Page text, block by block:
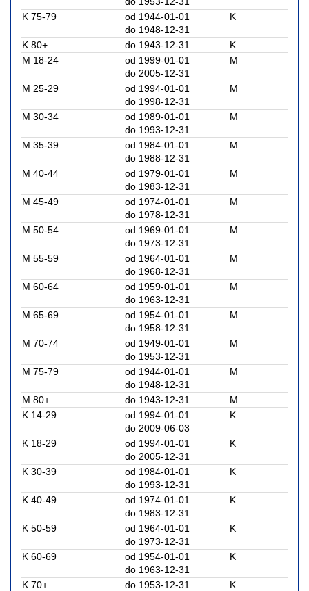
K 75-79
od 1944-01-01
do 1948-12-31
K
K 80+ do 1943-12-31
K
M 18-24
od 1999-01-01
do 2005-12-31
M
M 25-29
od 1994-01-01
do 1998-12-31
M
M 30-34
od 1989-01-01
do 1993-12-31
M
M 35-39
od 1984-01-01
do 1988-12-31
M
M 40-44
od 1979-01-01
do 1983-12-31
M
M 45-49
od 1974-01-01
do 1978-12-31
M
M 50-54
od 1969-01-01
do 1973-12-31
M
M 55-59
od 1964-01-01
do 1968-12-31
M
M 60-64
od 1959-01-01
do 1963-12-31
M
M 65-69
od 1954-01-01
do 1958-12-31
M
M 70-74
od 1949-01-01
do 1953-12-31
M
M 75-79
od 1944-01-01
do 1948-12-31
M
M 80+ do 1943-12-31
M
K 14-29
od 1994-01-01
do 2009-06-03
K
K 18-29
od 1994-01-01
do 2005-12-31
K
K 30-39
od 1984-01-01
do 1993-12-31
K
K 40-49
od 1974-01-01
do 1983-12-31
K
K 50-59
od 1964-01-01
do 1973-12-31
K
K 60-69
od 1954-01-01
do 1963-12-31
K
K 70+ do 1953-12-31
K